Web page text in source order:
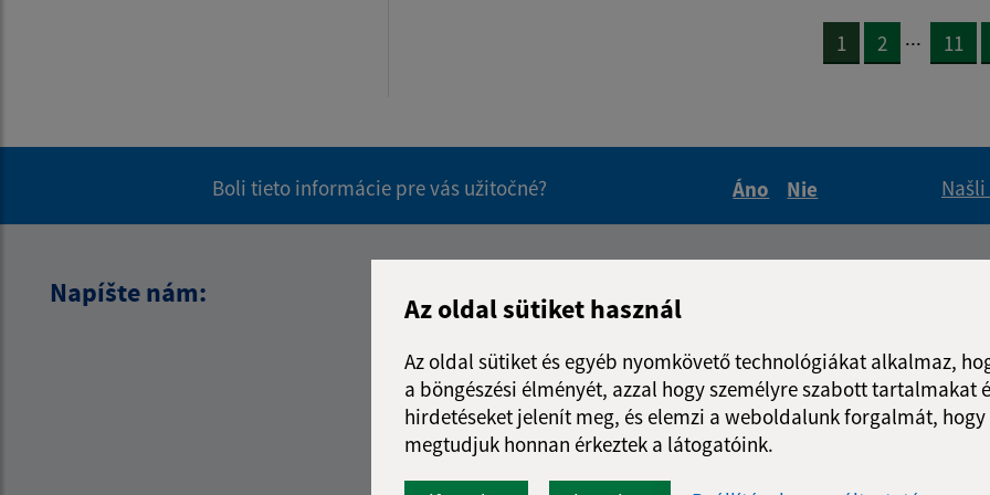
Az oldal sütiket használ
Az oldal sütiket és egyéb nyomkövető technológiákat alkalmaz,
a böngészési élményét, azzal hogy személyre szabott tartalmakat
hirdetéseket jelenít meg, és elemzi a weboldalunk forgalmát, hogy
megtudjuk honnan érkeztek a látogatóink.
1 2 ... 11
Boli tieto informácie pre vás užitočné?
Áno
Nie
Napíšte nám:
Hétfő:
7:30 -
Kedd:
-
Szerda:
7:30 -